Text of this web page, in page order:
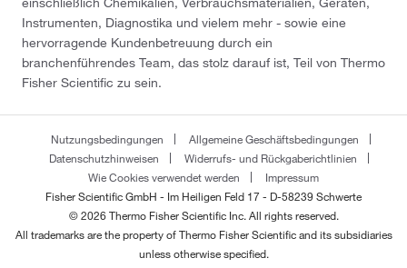
Instrumenten, Diagnostika und vielem mehr - sowie eine
hervorragende Kundenbetreuung durch ein
branchenführendes Team, das stolz darauf ist, Teil von Thermo
Fisher Scientific zu sein.
Nutzungsbedingungen
Allgemeine Geschäftsbedingungen
Datenschutzhinweisen
Widerrufs- und Rückgaberichtlinien
Wie Cookies verwendet werden
Impressum
Fisher Scientific GmbH - Im Heiligen Feld 17 - D-58239 Schwerte
© 2026 Thermo Fisher Scientific Inc. All rights reserved.
All trademarks are the property of Thermo Fisher Scientific and its subsidiaries
unless otherwise specified.